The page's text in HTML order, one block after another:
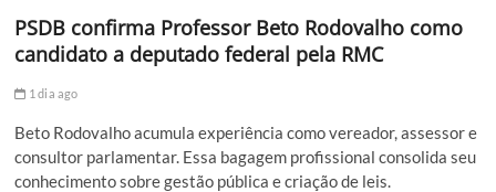
PSDB confirma Professor Beto Rodovalho como
candidato a deputado federal pela RMC
1 dia ago
Beto Rodovalho acumula experiência como vereador, assessor e
consultor parlamentar. Essa bagagem profissional consolida seu
conhecimento sobre gestão pública e criação de leis.